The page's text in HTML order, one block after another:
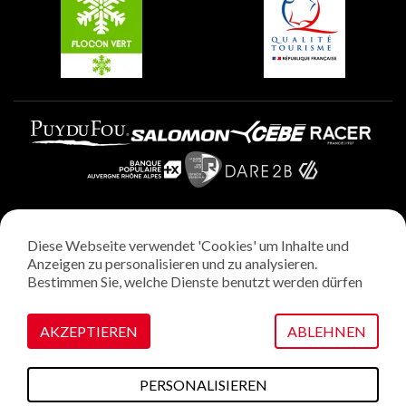
Plagne Aime 2000
Rechtliche Hinweise
Datenschutzrichtlinie
Verwaltung von Cookies
Diese Webseite verwendet 'Cookies' um Inhalte und
Anzeigen zu personalisieren und zu analysieren.
Bestimmen Sie, welche Dienste benutzt werden dürfen
AKZEPTIEREN ABLEHNEN
PERSONALISIEREN